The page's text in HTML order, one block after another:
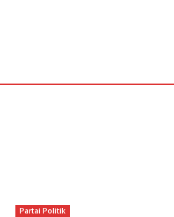
Partai Politik